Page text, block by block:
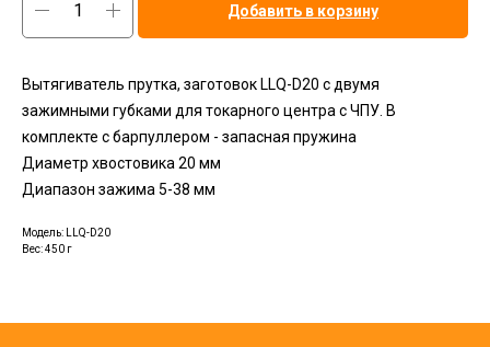
Добавить в корзину
Вытягиватель прутка, заготовок LLQ-D20 с двумя
зажимными губками для токарного центра с ЧПУ. В
комплекте с барпуллером - запасная пружина
Диаметр хвостовика 20 мм
Диапазон зажима 5-38 мм
Модель: LLQ-D20
Вес: 450 г